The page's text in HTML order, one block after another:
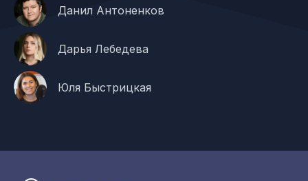
Данил Антоненков
Дарья Лебедева
Юля Быстрицкая